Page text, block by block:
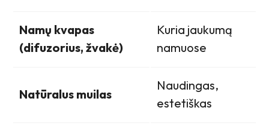
Namų kvapas
(difuzorius, žvakė)
Kuria jaukumą
namuose
Natūralus muilas
Naudingas,
estetiškas